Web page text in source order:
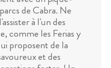
de Cabra. Ne
à l'un des
comme les Ferias y
proposent de la
et des